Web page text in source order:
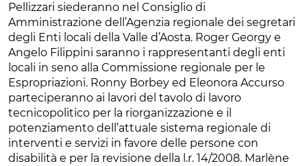
Pellizzari siederanno nel Consiglio di
Amministrazione dell’Agenzia regionale dei segretari
degli Enti locali della Valle d’Aosta. Roger Georgy e
Angelo Filippini saranno i rappresentanti degli enti
locali in seno alla Commissione regionale per le
Espropriazioni. Ronny Borbey ed Eleonora Accurso
parteciperanno ai lavori del tavolo di lavoro
tecnicopolitico per la riorganizzazione e il
potenziamento dell’attuale sistema regionale di
interventi e servizi in favore delle persone con
disabilità e per la revisione della l.r. 14/2008. Marlène